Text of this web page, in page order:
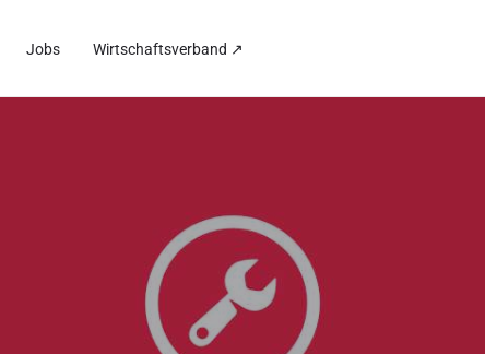
Jobs Wirtschaftsverband ↗